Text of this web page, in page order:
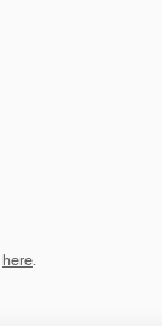
here.